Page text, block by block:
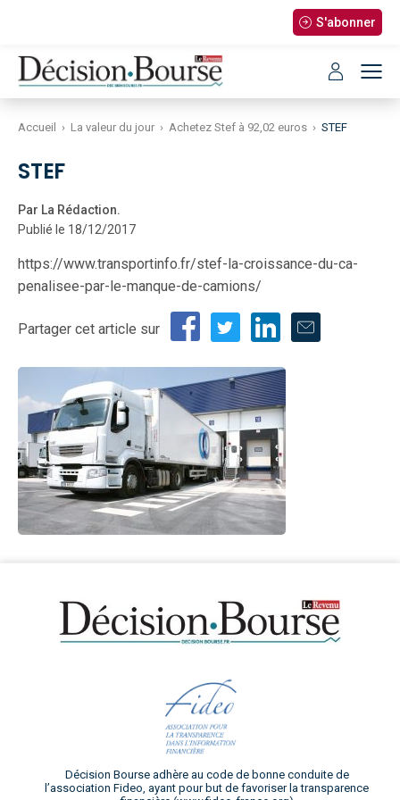
S'abonner
Accueil › La valeur du jour › Achetez Stef à 92,02 euros › STEF
STEF
Par La Rédaction.
Publié le 18/12/2017
https://www.transportinfo.fr/stef-la-croissance-du-ca-
penalisee-par-le-manque-de-camions/
Partager cet article sur
Décision Bourse adhère au code de bonne conduite de
l’association Fideo, ayant pour but de favoriser la transparence